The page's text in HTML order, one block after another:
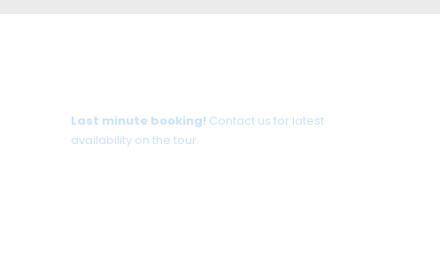
Last minute booking! Contact us for latest
availability on the tour.